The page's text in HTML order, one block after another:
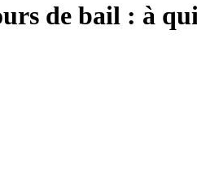
de bail : à